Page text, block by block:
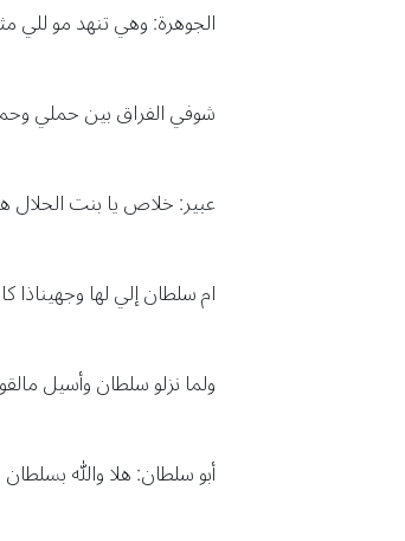
الجوهرة: وهي تنهد مو للي
شوفي الفراق بين حملي
عبير: خلاص يا بنت الحلال
ام سلطان إلي لها
ولما نزلو سلطان وأسيل
أبو سلطان: هلا والله